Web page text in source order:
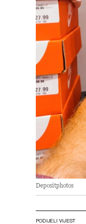
Depositphotos
PODIJELI VIJEST